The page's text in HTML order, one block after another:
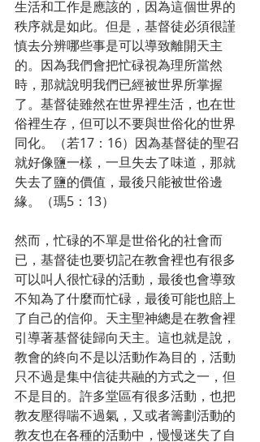
生活和工作是應該的，因為這個世界的
秩序就是如此。但是，基督徒必須很謹
慎去分辨哪些事是可以導致離開天主
的。因為我們會把忙碌視為理所當然
時，那就說明我們已經被世界所掌握
了。基督徒雖然在世界裡生活，也在世
俗裡生存，但可以不要與世俗化的世界
同化。（若17：16）因為基督徒的聖召
就好像鹽一樣，一旦失去了味道，那就
失去了鹽的價值，最後只能被世俗邊
緣。（瑪5：13）
然而，忙碌的不單是世俗化的社會而
已，基督徒也要切記在教會裡也有很多
可以叫人很忙碌的活動，最後也會導致
不知為了什麼而忙碌，最後可能也賠上
了自己的信仰。天主聖神總是在教會裡
引導著基督徒歸向天主。這也就是說，
教會的終向不是以活動作為目的，活動
只不過是集中信徒共融的方式之一，但
不是目的。許多堂區有很多活動，也把
教友壓得喘不過氣，又或者籌劃活動的
教友也在各種的活動中，慢慢迷失了自